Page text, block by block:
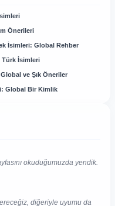
Önerileri
İsimleri: Global Rehber
Türk İsimleri
ve Şık Öneriler
Global Bir Kimlik
okuduğumuzda yendik.
diğeriyle uyumu da